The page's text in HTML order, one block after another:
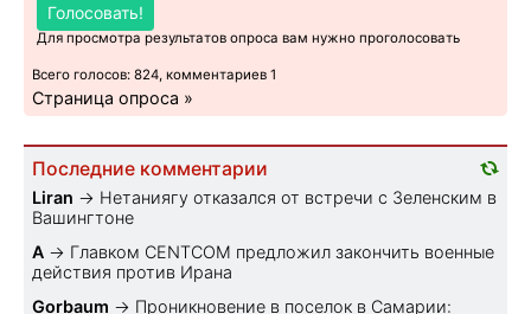
Голосовать!
Для просмотра результатов опроса вам нужно проголосовать
Всего голосов: 824, комментариев 1
Страница опроса »
Последние комментарии
Liran → Нетаниягу отказался от встречи с Зеленским в
Вашингтоне
A → Главком CENTCOM предложил закончить военные
действия против Ирана
Gorbaum → Проникновение в поселок в Самарии: